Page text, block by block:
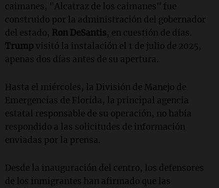
caimanes, "Alcatraz de los caimanes" fue
construido por la administración del gobernador
del estado, Ron DeSantis, en cuestión de días.
Trump visitó la instalación el 1 de julio de 2025,
apenas dos días antes de su apertura.
Hasta el miércoles, la División de Manejo de
Emergencias de Florida, la principal agencia
estatal responsable de su operación, no había
respondido a las solicitudes de información
enviadas por la prensa.
Desde la inauguración del centro, los defensores
de los inmigrantes han afirmado que las